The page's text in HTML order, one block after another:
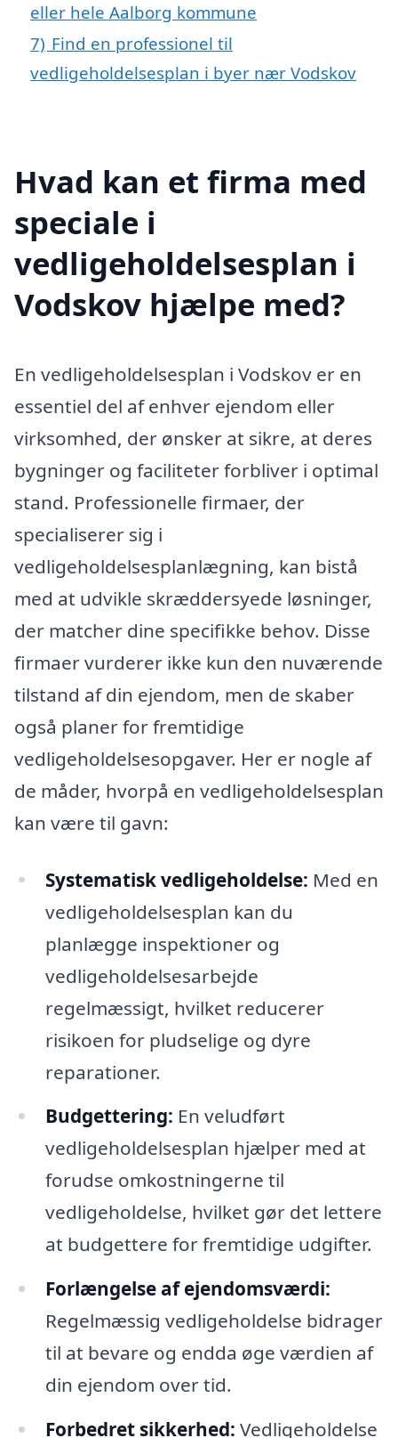
eller hele Aalborg kommune
7) Find en professionel til
vedligeholdelsesplan i byer nær Vodskov
Hvad kan et firma med
speciale i
vedligeholdelsesplan i
Vodskov hjælpe med?
En vedligeholdelsesplan i Vodskov er en
essentiel del af enhver ejendom eller
virksomhed, der ønsker at sikre, at deres
bygninger og faciliteter forbliver i optimal
stand. Professionelle firmaer, der
specialiserer sig i
vedligeholdelsesplanlægning, kan bistå
med at udvikle skræddersyede løsninger,
der matcher dine specifikke behov. Disse
firmaer vurderer ikke kun den nuværende
tilstand af din ejendom, men de skaber
også planer for fremtidige
vedligeholdelsesopgaver. Her er nogle af
de måder, hvorpå en vedligeholdelsesplan
kan være til gavn:
Systematisk vedligeholdelse: Med en
vedligeholdelsesplan kan du
planlægge inspektioner og
vedligeholdelsesarbejde
regelmæssigt, hvilket reducerer
risikoen for pludselige og dyre
reparationer.
Budgettering: En veludført
vedligeholdelsesplan hjælper med at
forudse omkostningerne til
vedligeholdelse, hvilket gør det lettere
at budgettere for fremtidige udgifter.
Forlængelse af ejendomsværdi:
Regelmæssig vedligeholdelse bidrager
til at bevare og endda øge værdien af
din ejendom over tid.
Forbedret sikkerhed: Vedligeholdelse